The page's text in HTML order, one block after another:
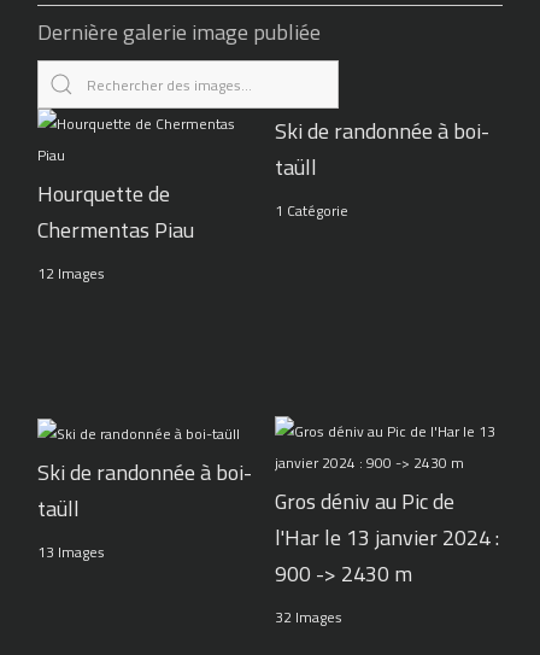
Dernière galerie image publiée
Hourquette de
Chermentas Piau
12 Images
Ski de randonnée à boi-
taüll
1 Catégorie
Ski de randonnée à boi-
taüll
13 Images
Gros déniv au Pic de
l'Har le 13 janvier 2024 :
900 -> 2430 m
32 Images